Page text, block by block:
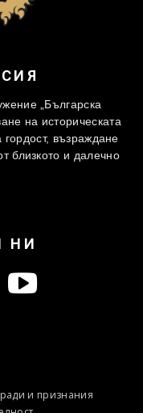
„Българска
на историческата
възраждане
близкото и далечно
НИ
и признания